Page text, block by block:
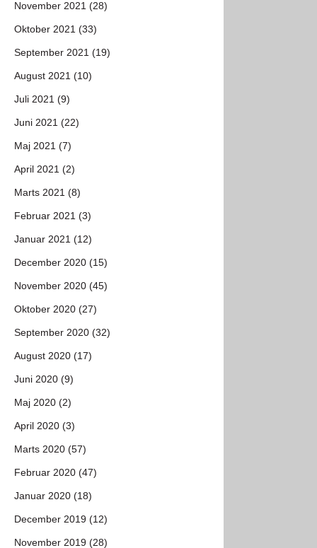
November 2021 (28)
Oktober 2021 (33)
September 2021 (19)
August 2021 (10)
Juli 2021 (9)
Juni 2021 (22)
Maj 2021 (7)
April 2021 (2)
Marts 2021 (8)
Februar 2021 (3)
Januar 2021 (12)
December 2020 (15)
November 2020 (45)
Oktober 2020 (27)
September 2020 (32)
August 2020 (17)
Juni 2020 (9)
Maj 2020 (2)
April 2020 (3)
Marts 2020 (57)
Februar 2020 (47)
Januar 2020 (18)
December 2019 (12)
November 2019 (28)